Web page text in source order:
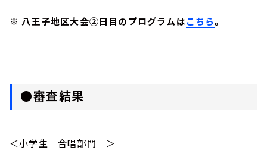
※ 八王子地区大会②日目のプログラムはこちら。
●審査結果
＜小学生 合唱部門 ＞